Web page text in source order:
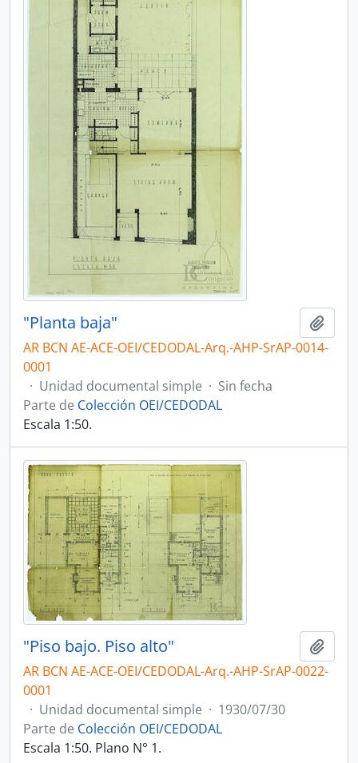
"Planta baja"
AR BCN AE-ACE-OEI/CEDODAL-Arq.-AHP-SrAP-0014-
0001
· Unidad documental simple · Sin fecha
Parte de Colección OEI/CEDODAL
Escala 1:50.
"Piso bajo. Piso alto"
AR BCN AE-ACE-OEI/CEDODAL-Arq.-AHP-SrAP-0022-
0001
· Unidad documental simple · 1930/07/30
Parte de Colección OEI/CEDODAL
Escala 1:50. Plano N° 1.